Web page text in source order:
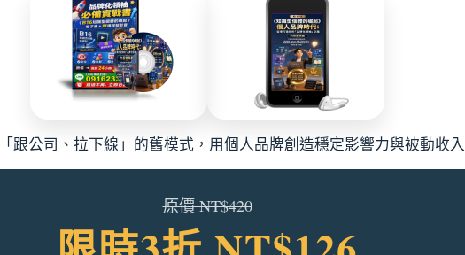
跟公司、拉下線」的舊模式，用個人品牌創造穩定影響力與被動收入
原價 NT$420